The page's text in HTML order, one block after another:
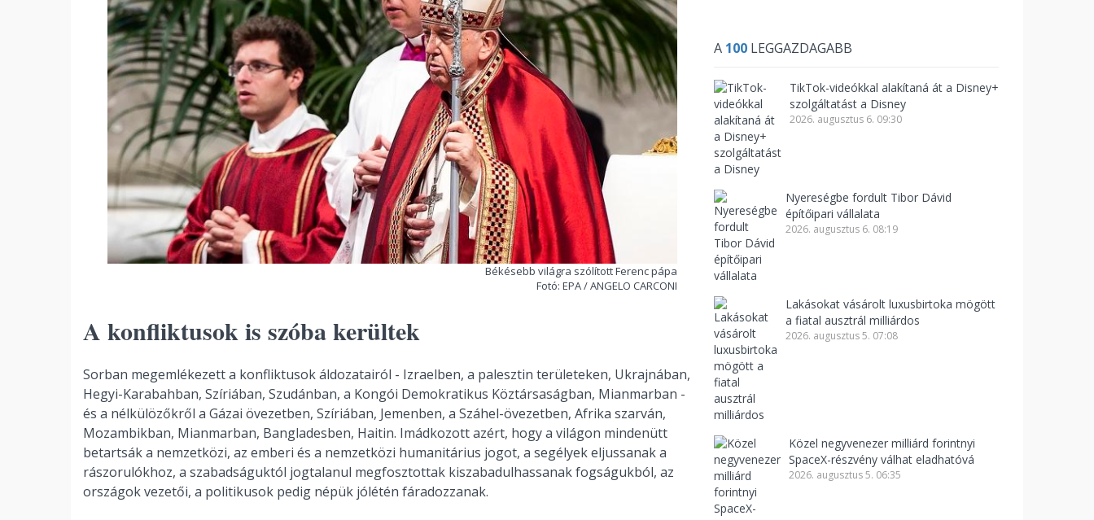
Békésebb világra szólított Ferenc pápa
Fotó: EPA / ANGELO CARCONI
A konfliktusok is szóba kerültek
Sorban megemlékezett a konfliktusok áldozatairól - Izraelben, a palesztin területeken, Ukrajnában,
Hegyi-Karabahban, Szíriában, Szudánban, a Kongói Demokratikus Köztársaságban, Mianmarban -
és a nélkülözőkről a Gázai övezetben, Szíriában, Jemenben, a Száhel-övezetben, Afrika szarván,
Mozambikban, Mianmarban, Bangladesben, Haitin. Imádkozott azért, hogy a világon mindenütt
betartsák a nemzetközi, az emberi és a nemzetközi humanitárius jogot, a segélyek eljussanak a
rászorulókhoz, a szabadságuktól jogtalanul megfosztottak kiszabadulhassanak fogságukból, az
országok vezetői, a politikusok pedig népük jólétén fáradozzanak.
A 100 LEGGAZDAGABB
TikTok-videókkal alakítaná át a Disney+
szolgáltatást a Disney
2026. augusztus 6. 09:30
Nyereségbe fordult Tibor Dávid
építőipari vállalata
2026. augusztus 6. 08:19
Lakásokat vásárolt luxusbirtoka mögött
a fiatal ausztrál milliárdos
2026. augusztus 5. 07:08
Közel negyvenezer milliárd forintnyi
SpaceX-részvény válhat eladhatóvá
2026. augusztus 5. 06:35